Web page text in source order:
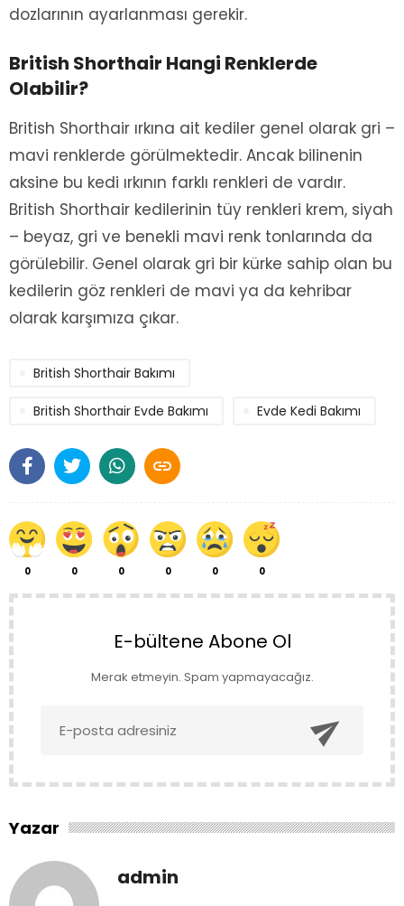

0 0 0 0 0 0
dozlarının ayarlanması gerekir.
British Shorthair Hangi Renklerde
Olabilir?
British Shorthair ırkına ait kediler genel olarak gri –
mavi renklerde görülmektedir. Ancak bilinenin
aksine bu kedi ırkının farklı renkleri de vardır.
British Shorthair kedilerinin tüy renkleri krem, siyah
– beyaz, gri ve benekli mavi renk tonlarında da
görülebilir. Genel olarak gri bir kürke sahip olan bu
kedilerin göz renkleri de mavi ya da kehribar
olarak karşımıza çıkar.
British Shorthair Bakımı
British Shorthair Evde Bakımı Evde Kedi Bakımı
E-bültene Abone Ol
Merak etmeyin. Spam yapmayacağız.

Yazar
admin